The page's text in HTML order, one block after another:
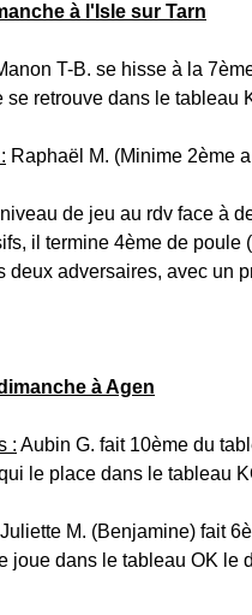
à l'Isle sur Tarn
T-B. se hisse à la
retrouve dans le tableau
Raphaël M. (Minime 2ème
de jeu au rdv face à
il termine 4ème de
deux adversaires, avec un
à Agen
: Aubin G. fait 10ème du
le place dans le tableau
Juliette M. (Benjamine) fait
joue dans le tableau OK le